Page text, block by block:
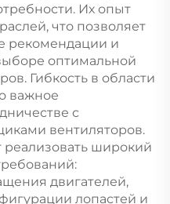
Их опыт
что позволяет
рекомендации и
оптимальной
Гибкость в области
важное
с
вентиляторов.
реализовать широкий
двигателей,
лопастей и